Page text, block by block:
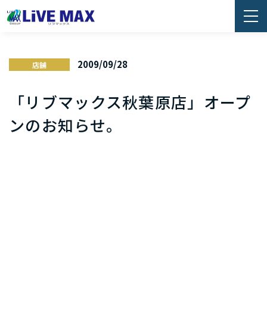
店舗 2009/09/28
「リブマックス秋葉原店」オープ
ンのお知らせ。